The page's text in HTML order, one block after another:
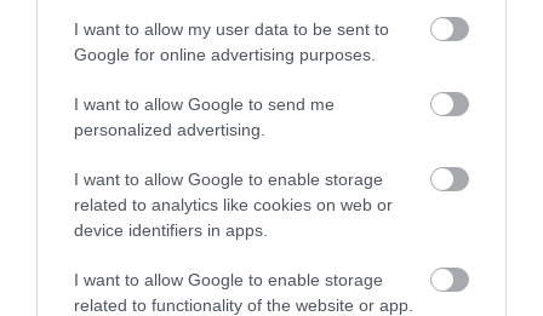
I want to allow my user data to be sent to
Google for online advertising purposes.
I want to allow Google to send me
personalized advertising.
I want to allow Google to enable storage
related to analytics like cookies on web or
device identifiers in apps.
I want to allow Google to enable storage
related to functionality of the website or app.
Kino domowe pełne wrażeń. Sony
wprowadza nowe telewizory i sprzęty
audio z serii BRAVIA
NATALIA KANIA-KUC
STATYSTYKI/RAPORTY